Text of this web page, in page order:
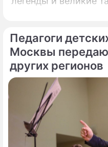
миллионы прохожих
Педагоги
Москвы
других регионов